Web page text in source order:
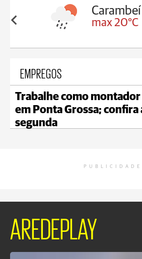
19°C
Carambeí
max 20°C
EMPREGOS
Trabalhe como
em Ponta Grossa; confira
segunda
PUBLICIDADE
AREDEPLAY